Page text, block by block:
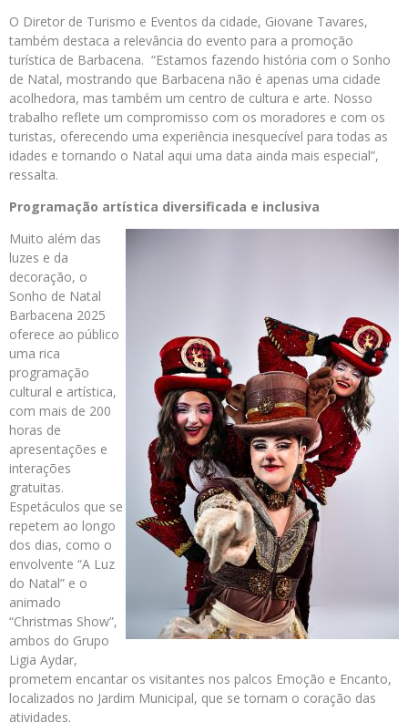
O Diretor de Turismo e Eventos da cidade, Giovane Tavares,
também destaca a relevância do evento para a promoção
turística de Barbacena. “Estamos fazendo história com o Sonho
de Natal, mostrando que Barbacena não é apenas uma cidade
acolhedora, mas também um centro de cultura e arte. Nosso
trabalho reflete um compromisso com os moradores e com os
turistas, oferecendo uma experiência inesquecível para todas as
idades e tornando o Natal aqui uma data ainda mais especial”,
ressalta.
Programação artística diversificada e inclusiva
Muito além das
luzes e da
decoração, o
Sonho de Natal
Barbacena 2025
oferece ao público
uma rica
programação
cultural e artística,
com mais de 200
horas de
apresentações e
interações
gratuitas.
Espetáculos que se
repetem ao longo
dos dias, como o
envolvente “A Luz
do Natal” e o
animado
“Christmas Show”,
ambos do Grupo
Ligia Aydar,
prometem encantar os visitantes nos palcos Emoção e Encanto,
localizados no Jardim Municipal, que se tornam o coração das
atividades.